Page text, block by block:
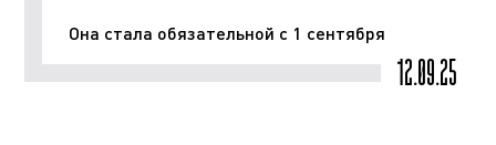
Она стала обязательной с 1 сентября
12.09.25